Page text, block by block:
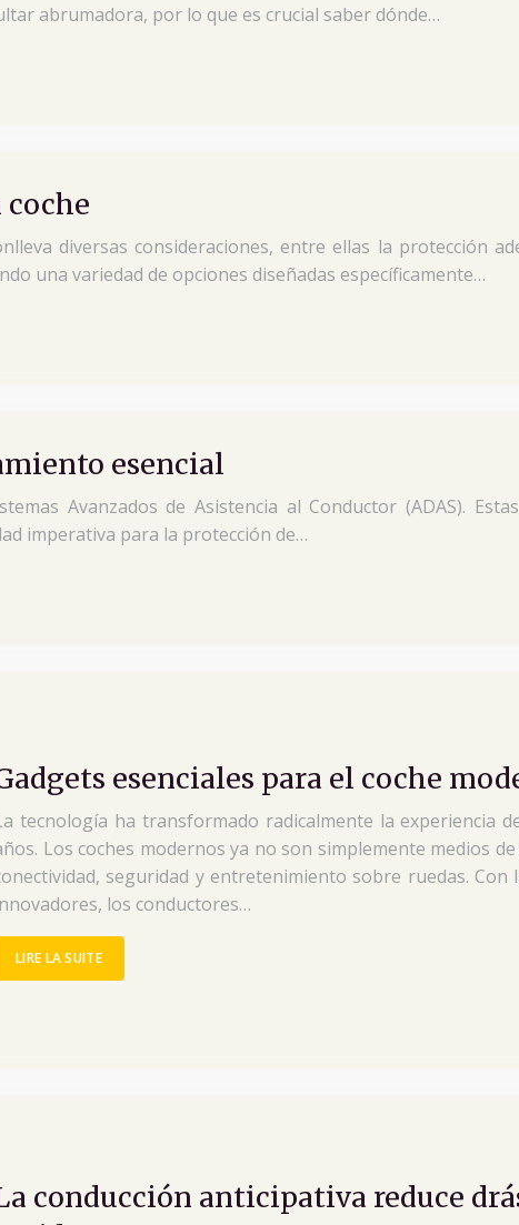
abrumadora, por lo que es crucial saber dónde…
diversas consideraciones, entre ellas la protección
una variedad de opciones diseñadas específicamente…
esencial
Avanzados de Asistencia al Conductor (ADAS).
imperativa para la protección de…
esenciales para el coche
tecnología ha transformado radicalmente la experiencia
Los coches modernos ya no son simplemente medios
seguridad y entretenimiento sobre ruedas. Con
los conductores…
LIRE LA SUITE
conducción anticipativa reduce